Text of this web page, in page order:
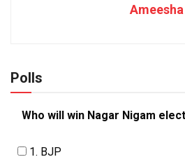
Ameesha
Polls
Who will win Nagar Nigam
1. BJP